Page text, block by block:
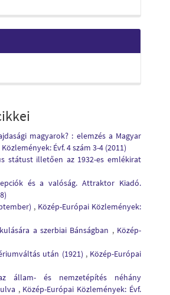
magyarok? : elemzés a Magyar
Évf. 4 szám 3-4 (2011)
státust illetően az 1932-es emlékirat
és a valóság. Attraktor Kiadó.
, Közép-Európai Közlemények:
a szerbiai Bánságban , Közép-
után (1921) , Közép-Európai
állam- és nemzetépítés néhány
, Közép-Európai Közlemények: Évf.